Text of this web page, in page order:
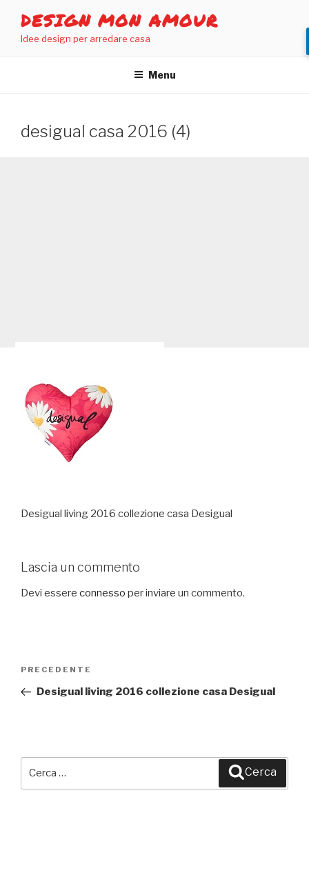
contenuto
DESIGN MON AMOUR
Idee design per arredare casa
Menu
desigual casa 2016 (4)
Desigual living 2016 collezione casa Desigual
Lascia un commento
Devi essere connesso per inviare un commento.
Navigazione
Articolo
precedente:
PRECEDENTE
Desigual living 2016 collezione casa Desigual
Cerca